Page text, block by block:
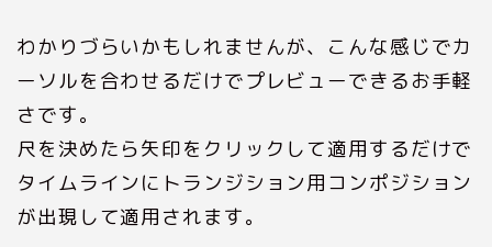
わかりづらいかもしれませんが、こんな感じでカ
ーソルを合わせるだけでプレビューできるお手軽
さです。
尺を決めたら矢印をクリックして適用するだけで
タイムラインにトランジション用コンポジション
が出現して適用されます。